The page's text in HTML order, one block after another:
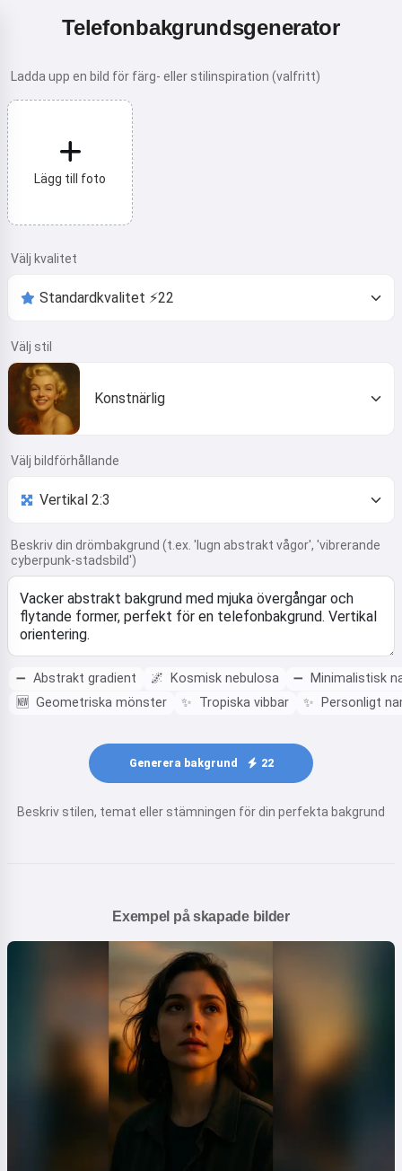
Telefonbakgrundsgenerator
Ladda upp en bild för färg- eller stilinspiration (valfritt)
Lägg till foto
Välj kvalitet
Välj stil
Konstnärlig
Välj bildförhållande
Beskriv din drömbakgrund (t.ex. 'lugn abstrakt vågor', 'vibrerande
cyberpunk-stadsbild')
➖ Abstrakt gradient 🌌 Kosmisk nebulosa ➖
Minimalistisk
🆕 Geometriska mönster ✨ Tropiska vibbar ✨ Personligt
Generera bakgrund 22
Beskriv stilen, temat eller stämningen för din perfekta bakgrund
Exempel på skapade bilder